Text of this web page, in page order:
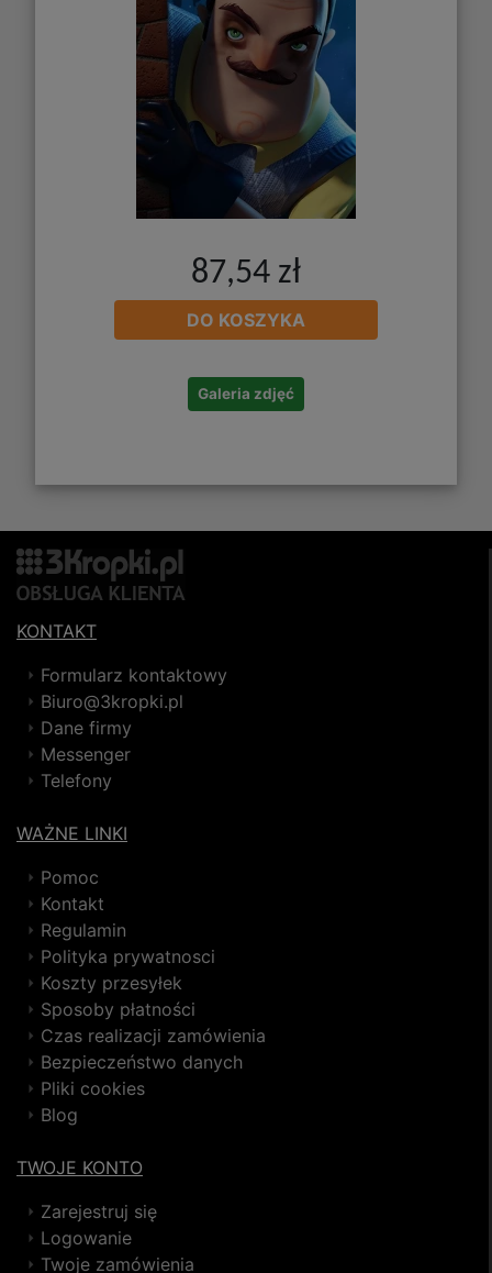
87,54 zł
DO KOSZYKA
Galeria zdjęć
KONTAKT
Formularz kontaktowy
Biuro@3kropki.pl
Dane firmy
Messenger
Telefony
WAŻNE LINKI
Pomoc
Kontakt
Regulamin
Polityka prywatnosci
Koszty przesyłek
Sposoby płatności
Czas realizacji zamówienia
Bezpieczeństwo danych
Pliki cookies
Blog
TWOJE KONTO
Zarejestruj się
Logowanie
Twoje zamówienia